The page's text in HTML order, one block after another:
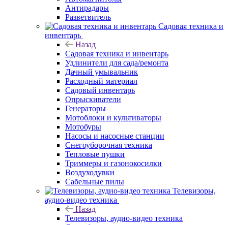
Антирадары
Разветвитель
Садовая техника и
инвентарь
Назад
Садовая техника и инвентарь
Удлинители для сада/ремонта
Дачный умывальник
Расходный материал
Садовый инвентарь
Опрыскиватели
Генераторы
Мотоблоки и культиваторы
Мотобуры
Насосы и насосные станции
Снегоуборочная техника
Тепловые пушки
Триммеры и газонокосилки
Воздуходувки
Сабельные пилы
Телевизоры,
аудио-видео техника
Назад
Телевизоры, аудио-видео техника